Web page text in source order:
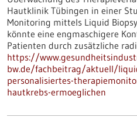
Hautklinik Tübingen in einer
Monitoring mittels Liquid
könnte eine engmaschigere
Patienten durch zusätzliche
https://
bw.de/fachbeitrag/aktuell/
personalisiertes-
hautkrebs-ermoeglichen